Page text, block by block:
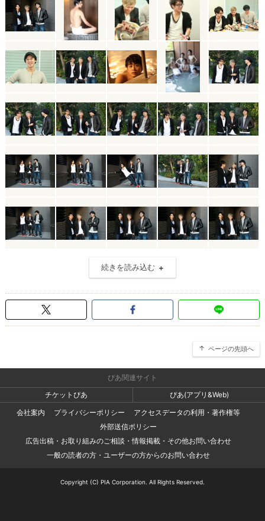
続きを読み込む
ページの先頭へ
ぴあ関連サイト
チケットぴあ
ぴあ(アプリ&Web)
会社案内
プライバシーポリシー
アクセスデータの利用・著作権等
外部送信ポリシー
広告出稿・お取り組みのご相談・情報掲載・その他お問い合わせ
一般の読者の方・ユーザーの方からのお問い合わせ
Copyright (C) PIA Corporation. All Rights Reserved.